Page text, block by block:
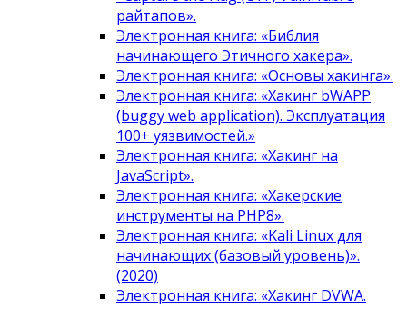
райтапов».
Электронная книга: «Библия
начинающего Этичного хакера».
Электронная книга: «Основы хакинга».
Электронная книга: «Хакинг bWAPP
(buggy web application). Эксплуатация
100+ уязвимостей.»
Электронная книга: «Хакинг на
JavaScript».
Электронная книга: «Хакерские
инструменты на PHP8».
Электронная книга: «Kali Linux для
начинающих (базовый уровень)».
(2020)
Электронная книга: «Хакинг DVWA.